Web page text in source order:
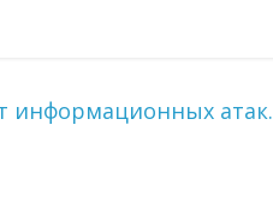
информационных атак.